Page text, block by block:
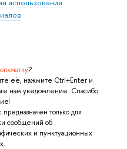
использования
опечатку?
её, нажмите Ctrl+Enter и
нам уведомление. Спасибо
только для
сообщений об
и пунктуационных